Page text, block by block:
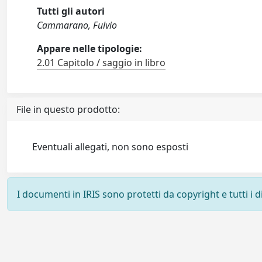
Tutti gli autori
Cammarano, Fulvio
Appare nelle tipologie:
2.01 Capitolo / saggio in libro
File in questo prodotto:
Eventuali allegati, non sono esposti
I documenti in IRIS sono protetti da copyright e tutti i